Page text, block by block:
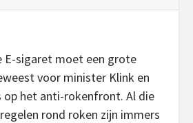
E-sigaret moet een grote
voor minister Klink en
op het anti-rokenfront. Al die
rond roken zijn immers